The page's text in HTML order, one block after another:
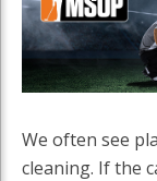
We often see
cleaning. If the